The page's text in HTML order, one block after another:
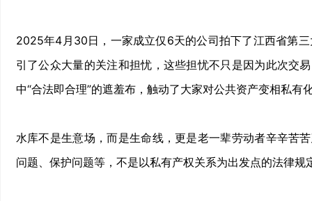
2025年4月30日，一家成立仅6天的公司拍下了江西省第
引了公众大量的关注和担忧，这些担忧不只是因为此次交
中“合法即合理”的遮羞布，触动了大家对公共资产变相私有
水库不是生意场，而是生命线，更是老一辈劳动者辛辛苦
问题、保护问题等，不是以私有产权关系为出发点的法律规